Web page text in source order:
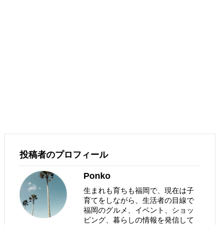
投稿者のプロフィール
Ponko
生まれも育ちも福岡で、現在は子
育てをしながら、生活者の目線で
福岡のグルメ、イベント、ショッ
ピング、暮らしの情報を発信して